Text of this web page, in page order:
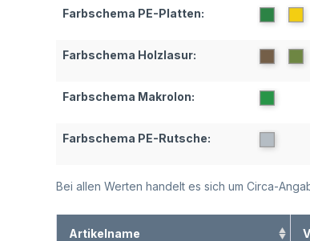
Farbschema PE-Platten:
Farbschema Holzlasur:
Farbschema Makrolon:
Farbschema PE-Rutsche:
Bei allen Werten handelt es sich um Circa-
Artikelname